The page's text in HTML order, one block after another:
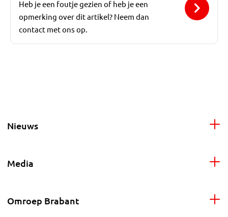
Heb je een foutje gezien of heb je een
opmerking over dit artikel? Neem dan
contact met ons op.
Nieuws
Media
Omroep Brabant